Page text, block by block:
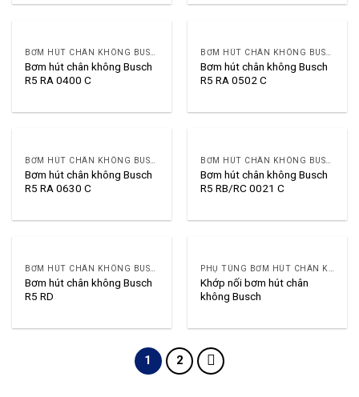
BƠM HÚT CHÂN KHÔNG BUSCH R5
Bơm hút chân không Busch
R5 RA 0400 C
BƠM HÚT CHÂN KHÔNG BUSCH R5
Bơm hút chân không Busch
R5 RA 0502 C
BƠM HÚT CHÂN KHÔNG BUSCH R5
Bơm hút chân không Busch
R5 RA 0630 C
BƠM HÚT CHÂN KHÔNG BUSCH R5
Bơm hút chân không Busch
R5 RB/RC 0021 C
Bơm hút chân không Busch
R5 RD
Khớp nối bơm hút chân
không Busch
1 2